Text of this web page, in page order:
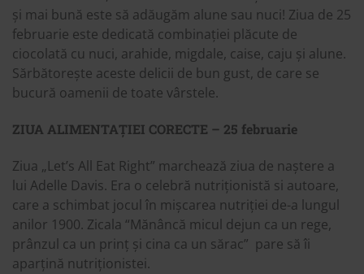
și mai bună este să adăugăm alune sau nuci! Ziua de 25
februarie este dedicată combinației plăcute de
ciocolată cu nuci, arahide, migdale, caise, caju și alune.
Sărbătorește aceste delicii de bun gust, de care se
bucură oamenii de toate vârstele.
ZIUA ALIMENTAȚIEI CORECTE – 25 februarie
Ziua „Let’s All Eat Right” marchează ziua de naștere a
lui Adelle Davis. Era o celebră nutriționistă si autoare,
care a schimbat jocul în mișcarea nutriției de-a lungul
anilor 1900. Zicala “Mănâncă micul dejun ca un rege,
prânzul ca un prinț și cina ca un sărac” pare să îi
aparțină nutriționistei.